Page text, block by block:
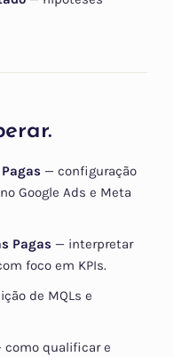
— configuração
Google Ads e Meta
Pagas — interpretar
foco em KPIs.
de MQLs e
como qualificar e